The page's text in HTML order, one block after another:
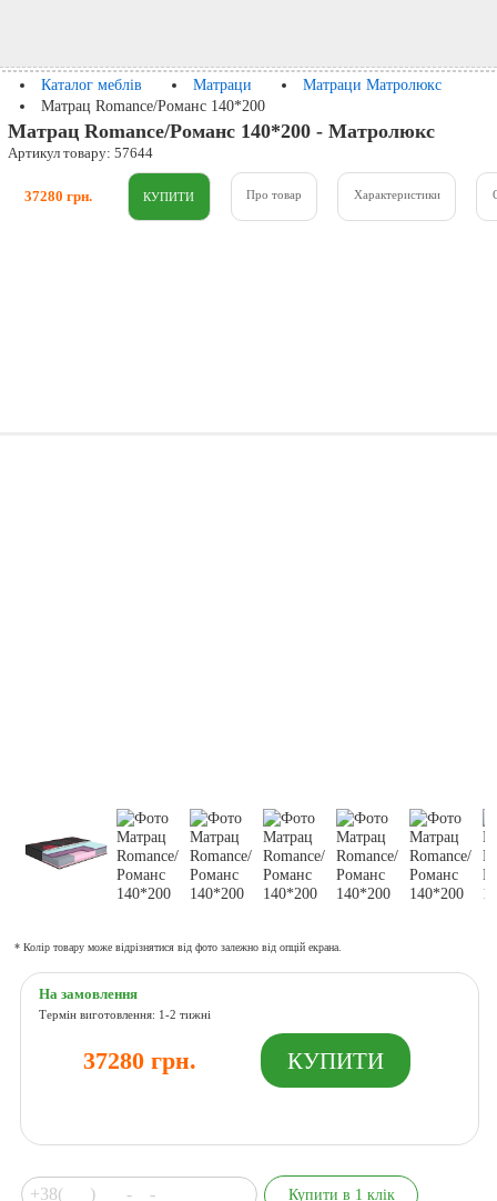
Каталог меблів Матраци
Матраци Матролюкс
Матрац Romance/Романс 140*200
Матрац Romance/Романс 140*200 - Матролюкс
Артикул товару: 57644
37280 грн. Про товар Характеристики
* Колір товару може відрізнятися від фото залежно від опцій екрана.
На замовлення
Термін виготовлення: 1-2 тижні
37280 грн.